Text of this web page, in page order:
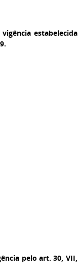
estabelecida
pelo art. 30, VII,